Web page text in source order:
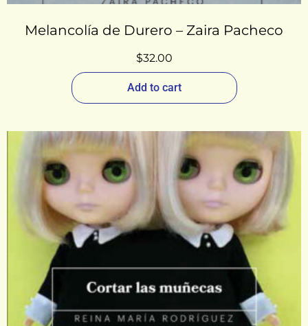
Melancolía de Durero – Zaira Pacheco
$32.00
Add to cart